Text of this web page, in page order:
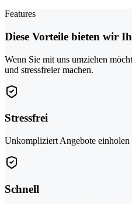
Features
Diese Vorteile bieten wir
Wenn Sie mit uns umziehen
und stressfreier machen.
Stressfrei
Unkompliziert Angebote einholen
Schnell